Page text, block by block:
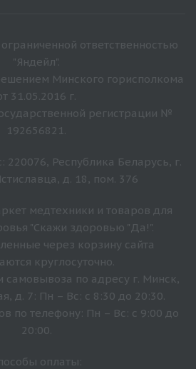
ответственностью
"Яндейл".
Минского горисполкома
31.05.2016 г.
регистрации №
192656821.
Республика Беларусь, г.
д. 18, пом. 376
медтехники и товаров для
"Скажи здоровью "Да!".
через корзину сайта
круглосуточно.
самовывоза по адресу г. Минск,
д. 7: Пн – Вс: с 8:30 до 20:30.
по телефону: Пн – Вс: с 9:00 до
20:00.
оплаты: